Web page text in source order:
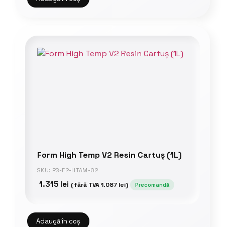
Form High Temp V2 Resin Cartuș (1L)
SKU: RS-F2-HTAM-02
1.315 lei (fără TVA1.087 lei) Precomandă
Adaugă în coș